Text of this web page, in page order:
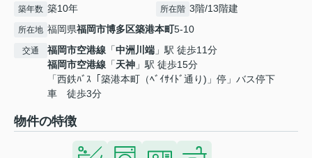
築年数 築10年 所在階 3階/13階建
所在地 福岡県福岡市博多区築港本町5-10
交通 福岡市空港線 「中洲川端 」駅 徒歩11分
福岡市空港線 「天神 」駅 徒歩15分
「西鉄ﾊﾞｽ「築港本町（ﾍﾞｲｻｲﾄﾞ通り)」停」バス停下
車 徒歩3分
物件の特徴